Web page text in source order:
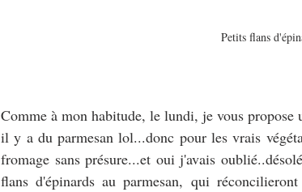
Petits flans
Comme à mon habitude, le lundi, je vous propose
il y a du parmesan lol...donc pour les vrais
fromage sans présure...et oui j'avais
flans d'épinards au parmesan, qui